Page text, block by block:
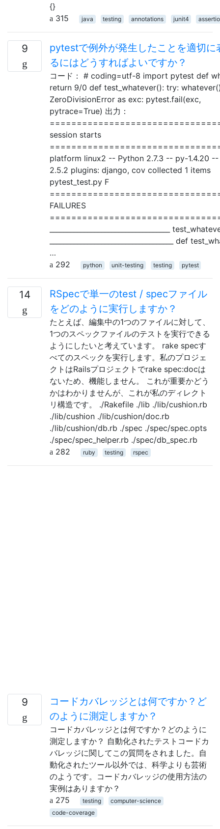
{}
315
java testing annotations junit4
9
pytestで例外が発生したことを適切に
るにはどうすればよいですか？
コード： # coding=utf-8 import pytest def
return 9/0 def test_whatever(): try:
ZeroDivisionError as exc: pytest.fail(exc,
pytrace=True) 出力：
session starts
platform linux2 -- Python 2.7.3 -- py-1.4.20
2.5.2 plugins: django, cov collected 1 items
pytest_test.py F
FAILURES
___________________________________
____________________________________ def
…
292
python unit-testing testing pytest
14
RSpecで単一のtest / specファイル
をどのように実行しますか？
たとえば、編集中の1つのファイルに対して、
1つのスペックファイルのテストを実行できる
ようにしたいと考えています。 rake specす
べてのスペックを実行します。私のプロジェ
クトはRailsプロジェクトでrake spec:docは
ないため、機能しません。 これが重要かどう
かはわかりませんが、これが私のディレクト
リ構造です。 ./Rakefile ./lib ./lib/cushion.rb
./lib/cushion ./lib/cushion/doc.rb
./lib/cushion/db.rb ./spec ./spec/spec.opts
./spec/spec_helper.rb ./spec/db_spec.rb
282
ruby testing rspec
9
コードカバレッジとは何ですか？ど
のように測定しますか？
コードカバレッジとは何ですか？どのように
測定しますか？ 自動化されたテストコードカ
バレッジに関してこの質問をされました。自
動化されたツール以外では、科学よりも芸術
のようです。コードカバレッジの使用方法の
実例はありますか？
275
testing
computer-science
code-coverage